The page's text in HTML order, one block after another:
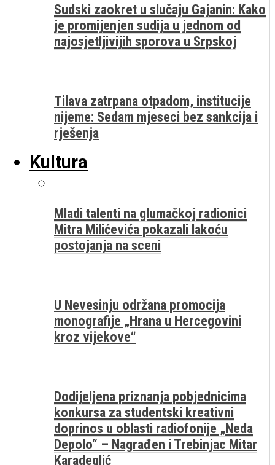
Sudski zaokret u slučaju Gajanin: Kako
je promijenjen sudija u jednom od
najosjetljivijih sporova u Srpskoj
Tilava zatrpana otpadom, institucije
nijeme: Sedam mjeseci bez sankcija i
rješenja
Kultura
Mladi talenti na glumačkoj radionici
Mitra Milićevića pokazali lakoću
postojanja na sceni
U Nevesinju održana promocija
monografije „Hrana u Hercegovini
kroz vijekove“
Dodijeljena priznanja pobjednicima
konkursa za studentski kreativni
doprinos u oblasti radiofonije „Neda
Depolo“ – Nagrađen i Trebinjac Mitar
Karadeglić